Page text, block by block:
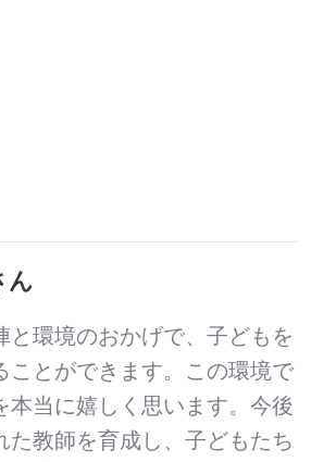
ん
と環境のおかげで、子どもを
ことができます。この環境で
本当に嬉しく思います。今後
た教師を育成し、子どもたち